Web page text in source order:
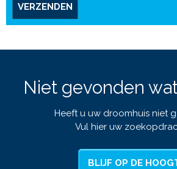
VERZENDEN
Niet gevonden
Heeft u uw droomhuis niet
Vul hier uw
BLIJF OP DE